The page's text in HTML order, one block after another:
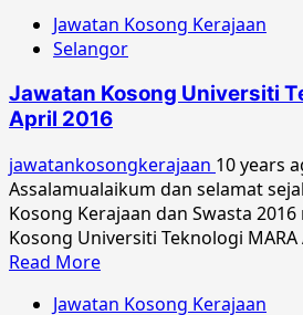
about
Jawatan
Majlis
Perbandaran
Ogos
2016
Jawatan Kosong Kerajaan
Selangor
Jawatan Kosong Universiti
April 2016
jawatankosongkerajaan 10 years
Assalamualaikum dan selamat
Kosong Kerajaan dan Swasta
Kosong Universiti Teknologi MARA
Read MoreRead
about
Jawatan Kosong Kerajaan